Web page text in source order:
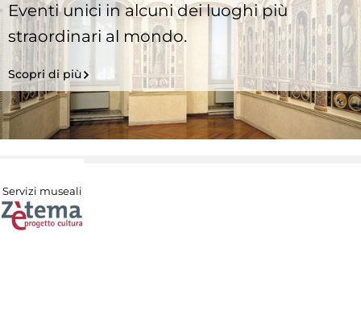
Eventi unici in alcuni dei luoghi più
straordinari al mondo.
Scopri di più
Servizi museali